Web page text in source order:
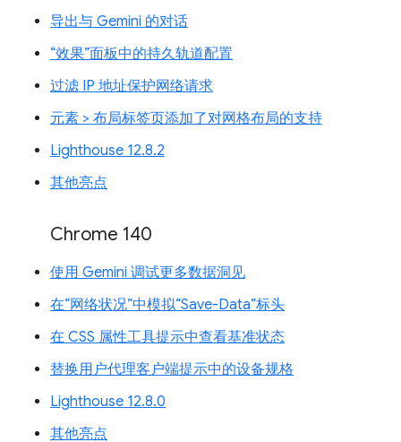
导出与 Gemini 的对话
“效果”面板中的持久轨道配置
过滤 IP 地址保护网络请求
元素 > 布局标签页添加了对网格布局的支持
Lighthouse 12.8.2
其他亮点
Chrome 140
使用 Gemini 调试更多数据洞见
在“网络状况”中模拟“Save-Data”标头
在 CSS 属性工具提示中查看基准状态
替换用户代理客户端提示中的设备规格
Lighthouse 12.8.0
其他亮点